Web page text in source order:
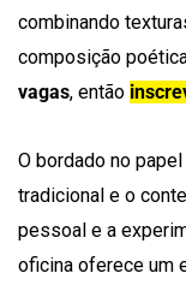
combinando
composição
vagas, então
O bordado no
tradicional e o
pessoal e a
oficina oferece um